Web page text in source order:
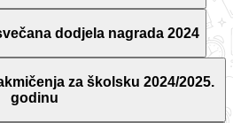
dodjela nagrada 2024
za školsku 2024/2025.
godinu